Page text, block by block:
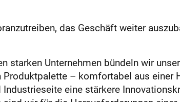
das Geschäft weiter
starken Unternehmen bündeln wir
– komfortabel aus einer
eine stärkere